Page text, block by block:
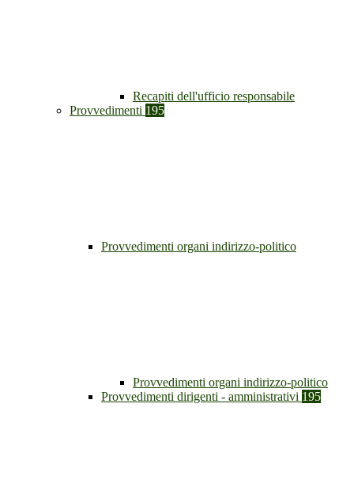
Recapiti dell'ufficio responsabile
Provvedimenti 195
Provvedimenti organi indirizzo-politico
Provvedimenti organi indirizzo-politico
Provvedimenti dirigenti - amministrativi 195